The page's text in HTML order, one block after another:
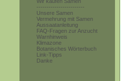
------------------------
Unsere Samen
Vermehrung mit Samen
Aussaatanleitung
FAQ-Fragen zur Anzucht
Warnhinweis
Klimazone
Botanisches Wörterbuch
Link-Tipps
Danke